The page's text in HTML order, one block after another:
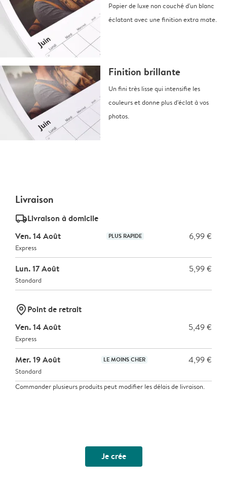
Papier de luxe non couché d'un blanc
éclatant avec une finition extra mate.
Finition brillante
Un fini très lisse qui intensifie les
couleurs et donne plus d'éclat à vos
photos.
Livraison
delivery_standard_v2Livraison à domicile
Ven. 14 Août
PLUS RAPIDE 6,99 €
Express
Lun. 17 Août 5,99 €
Standard
marker-pinPoint de retrait
Ven. 14 Août
5,49 €
Express
Mer. 19 Août LE MOINS CHER 4,99 €
Standard
Commander plusieurs produits peut modifier les délais de livraison.
Je crée